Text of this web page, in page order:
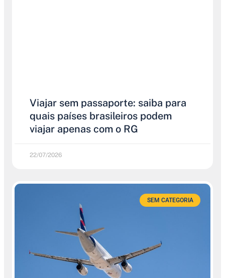
Viajar sem passaporte: saiba para
quais países brasileiros podem
viajar apenas com o RG
22/07/2026
SEM CATEGORIA